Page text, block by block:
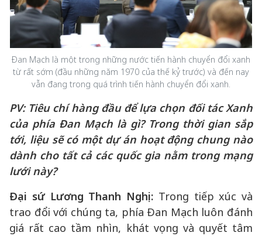
Đan Mạch là một trong những nước tiến hành chuyển đổi xanh
từ rất sớm (đầu những năm 1970 của thế kỷ trước) và đến nay
vẫn đang trong quá trình tiến hành chuyển đổi xanh.
PV: Tiêu chí hàng đầu để lựa chọn đối tác Xanh
của phía Đan Mạch là gì? Trong thời gian sắp
tới, liệu sẽ có một dự án hoạt động chung nào
dành cho tất cả các quốc gia nằm trong mạng
lưới này?
Đại sứ Lương Thanh Nghị: Trong tiếp xúc và
trao đổi với chúng ta, phía Đan Mạch luôn đánh
giá rất cao tầm nhìn, khát vọng và quyết tâm